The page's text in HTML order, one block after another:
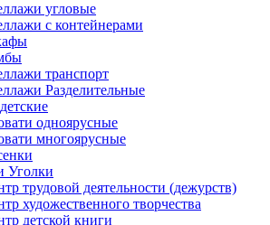
угловые
с контейнерами
транспорт
Разделительные
одноярусные
многоярусные
Уголки
трудовой деятельности (дежурств)
художественного творчества
детской книги